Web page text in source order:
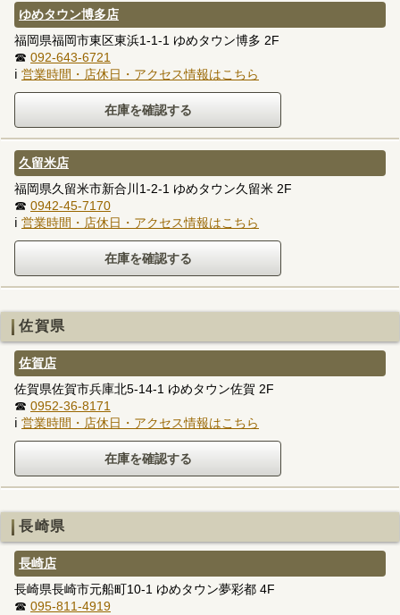
ゆめタウン博多店
福岡県福岡市東区東浜1-1-1 ゆめタウン博多 2F
☎ 092-643-6721
ℹ 営業時間・店休日・アクセス情報はこちら
久留米店
福岡県久留米市新合川1-2-1 ゆめタウン久留米 2F
☎ 0942-45-7170
ℹ 営業時間・店休日・アクセス情報はこちら
佐賀県
佐賀店
佐賀県佐賀市兵庫北5-14-1 ゆめタウン佐賀 2F
☎ 0952-36-8171
ℹ 営業時間・店休日・アクセス情報はこちら
長崎県
長崎店
長崎県長崎市元船町10-1 ゆめタウン夢彩都 4F
☎ 095-811-4919